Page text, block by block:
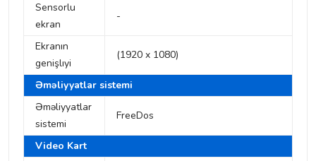
Sensorlu
ekran
-
Ekranın
genişlıyi
(1920 x 1080)
Əməliyyatlar sistemi
Əməliyyatlar
sistemi
FreeDos
Video Kart